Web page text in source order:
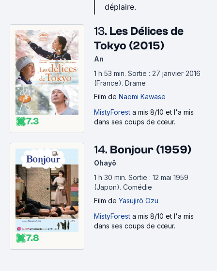
déplaire.
7.3
13. Les Délices de
Tokyo (2015)
An
1 h 53 min. Sortie : 27 janvier 2016
(France). Drame
Film de Naomi Kawase
MistyForest a mis 8/10 et l'a mis
dans ses coups de cœur.
7.8
14. Bonjour (1959)
Ohayô
1 h 30 min. Sortie : 12 mai 1959
(Japon). Comédie
Film de Yasujirō Ozu
MistyForest a mis 8/10 et l'a mis
dans ses coups de cœur.